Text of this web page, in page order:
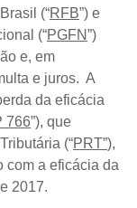
(“RFB”) e
(“PGFN”)
e, em
e juros. A
da eficácia
766”), que
(“PRT”),
com a eficácia da
2017.